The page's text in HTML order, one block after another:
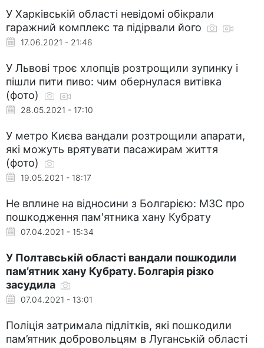
У Харківській області невідомі обікрали
гаражний комплекс та підірвали його
17.06.2021 - 21:46
У Львові троє хлопців розтрощили зупинку і
пішли пити пиво: чим обернулася витівка
(фото)
28.05.2021 - 17:10
У метро Києва вандали розтрощили апарати,
які можуть врятувати пасажирам життя
(фото)
19.05.2021 - 18:17
Не вплине на відносини з Болгарією: МЗС про
пошкодження пам'ятника хану Кубрату
07.04.2021 - 15:34
У Полтавській області вандали пошкодили
пам’ятник хану Кубрату. Болгарія різко
засудила
07.04.2021 - 13:01
Поліція затримала підлітків, які пошкодили
пам’ятник добровольцям в Луганській області